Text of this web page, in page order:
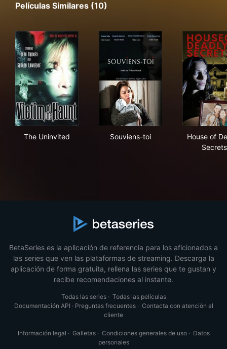
Películas Similares (10)
The Uninvited Souviens-toi
House of
Secrets
BetaSeries es la aplicación de referencia para los aficionados a
las series que ven las plataformas de streaming. Descarga la
aplicación de forma gratuita, rellena las series que te gustan y
recibe recomendaciones al instante.
Todas las series· Todas las películas
Documentación API · Preguntas frecuentes· Contacta con atención al
cliente
Información legal · Galletas· Condiciones generales de uso· Datos
personales